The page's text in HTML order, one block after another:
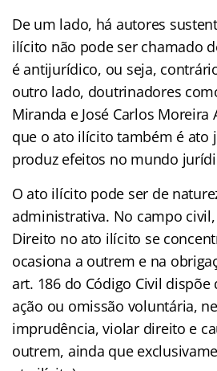
De um lado, há autores
ilícito não pode ser chamado
é antijurídico, ou seja,
outro lado, doutrinadores
Miranda e José Carlos Moreira
que o ato ilícito também é ato
produz efeitos no mundo
O ato ilícito pode ser de
administrativa. No campo
Direito no ato ilícito se
ocasiona a outrem e na
art. 186 do Código Civil
ação ou omissão voluntária,
imprudência, violar direito e
outrem, ainda que